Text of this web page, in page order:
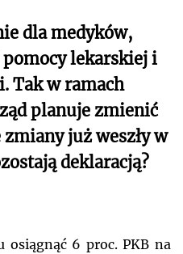
dla medyków,
lekarskiej i
Tak w ramach
planuje zmienić
zmiany już weszły w
deklaracją?
osiągnąć 6 proc. PKB na